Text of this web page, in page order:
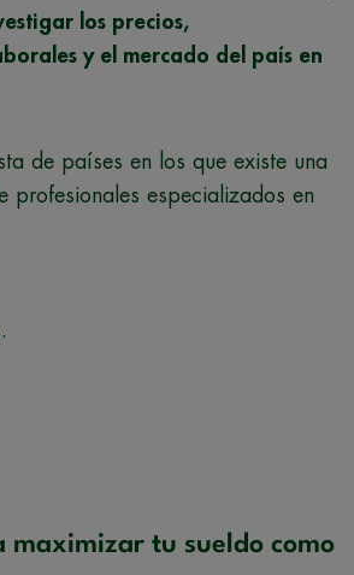
los precios,
y el mercado del país en
de países en los que existe una
profesionales especializados en
maximizar tu sueldo como